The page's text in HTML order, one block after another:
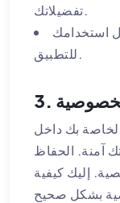
تفضيلاتك.
استخدامك
للتطبيق.
بك داخل
آمنة. الحفاظ
إليك كيفية